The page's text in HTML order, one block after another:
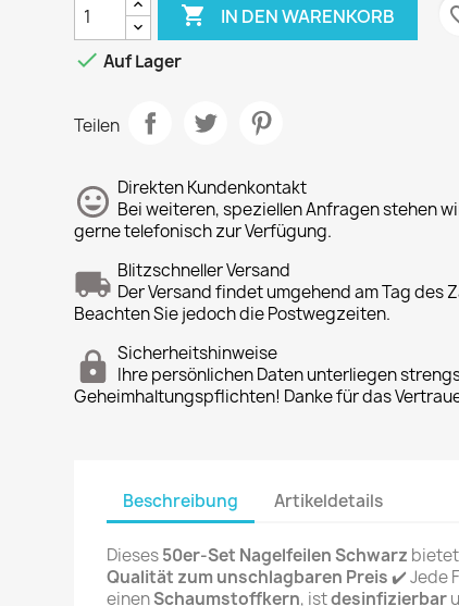
 IN DEN WARENKORB
 Auf Lager
Teilen
Direkten Kundenkontakt
Bei weiteren, speziellen Anfragen stehen
gerne telefonisch zur Verfügung.
Blitzschneller Versand
Der Versand findet umgehend am Tag des
Beachten Sie jedoch die Postwegzeiten.
Sicherheitshinweise
Ihre persönlichen Daten unterliegen
Geheimhaltungspflichten! Danke für das
Beschreibung Artikeldetails
Dieses50er-Set Nagelfeilen Schwarz
Qualität zum unschlagbaren Preis✔️ Jede
einenSchaumstoffkern, istdesinfizierbar